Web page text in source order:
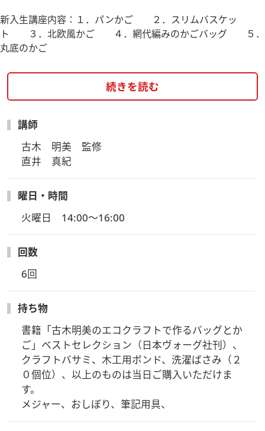
新入生講座内容：１．パンかご ２．スリムバスケッ
ト ３．北欧風かご ４．網代編みのかごバッグ ５．
丸底のかご
続きを読む
講師
古木　明美　監修
直井　真紀
曜日・時間
火曜日　14:00～16:00
回数
6回
持ち物
書籍「古木明美のエコクラフトで作るバッグとか
ご」ベストセレクション（日本ヴォーグ社刊）、
クラフトバサミ、木工用ボンド、洗濯ばさみ（２
０個位）、以上のものは当日ご購入いただけま
す。
メジャー、おしぼり、筆記用具、